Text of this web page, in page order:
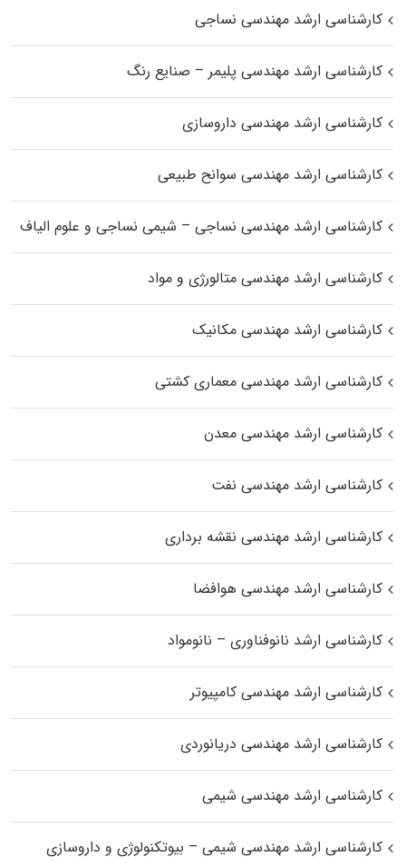
کارشناسی ارشد مهندسی نساجی
کارشناسی ارشد مهندسی پلیمر – صنایع رنگ
کارشناسی ارشد مهندسی داروسازی
کارشناسی ارشد مهندسی سوانح طبیعی
کارشناسی ارشد مهندسی نساجی – شیمی نساجی و علوم الیاف
کارشناسی ارشد مهندسی متالورژی و مواد
کارشناسی ارشد مهندسی مکانیک
کارشناسی ارشد مهندسی معماری کشتی
کارشناسی ارشد مهندسی معدن
کارشناسی ارشد مهندسی نفت
کارشناسی ارشد مهندسی نقشه برداری
کارشناسی ارشد مهندسی هوافضا
کارشناسی ارشد نانوفناوری – نانومواد
کارشناسی ارشد مهندسی کامپیوتر
کارشناسی ارشد مهندسی دریانوردی
کارشناسی ارشد مهندسی شیمی
کارشناسی ارشد مهندسی شیمی – بیوتکنولوژی و داروسازی